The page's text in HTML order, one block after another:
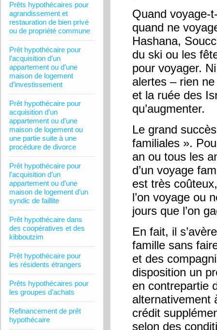
Prêts hypothécaires pour
agrandissement et
restauration de bien privé
ou de propriété commune
Prêt hypothécaire pour
l’acquisition d’un
appartement ou d’une
maison de logement
d’investissement
Prêt hypothécaire pour
acquisition d’un
appartement ou d’une
maison de logement ou
une partie suite à une
procédure de divorce
Prêt hypothécaire pour
l’acquisition d’un
appartement ou d’une
maison de logement d’un
syndic de faillite
Prêt hypothécaire dans
des coopératives et des
kibboutzim
Prêt hypothécaire pour
les résidents étrangers
Prêts hypothécaires pour
les groupes d’achats
Refinancement de prêt
hypothécaire
Quand voyage-
quand ne
Hashana,
du ski ou les
pour voyager.
alertes – rien
et la ruée des
qu’augmenter.
Le grand
familiales ».
an ou tous les
d’un voyage
est très
l’on voyage ou
jours que l’on
En fait, il
famille sans
et des
disposition un
en contrepartie
alternativement
crédit
selon des